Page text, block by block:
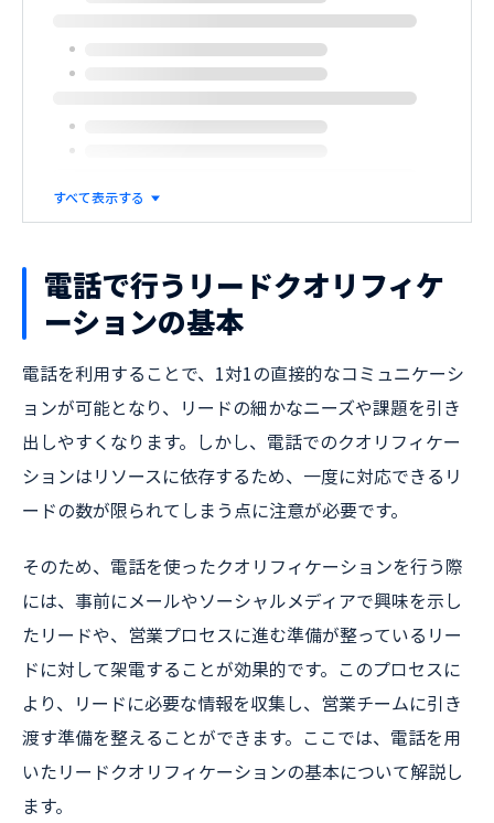
すべて表示する
電話で行うリードクオリフィケ
ーションの基本
電話を利用することで、1対1の直接的なコミュニケーシ
ョンが可能となり、リードの細かなニーズや課題を引き
出しやすくなります。しかし、電話でのクオリフィケー
ションはリソースに依存するため、一度に対応できるリ
ードの数が限られてしまう点に注意が必要です。
そのため、電話を使ったクオリフィケーションを行う際
には、事前にメールやソーシャルメディアで興味を示し
たリードや、営業プロセスに進む準備が整っているリー
ドに対して架電することが効果的です。このプロセスに
より、リードに必要な情報を収集し、営業チームに引き
渡す準備を整えることができます。ここでは、電話を用
いたリードクオリフィケーションの基本について解説し
ます。